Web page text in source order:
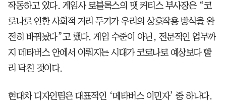
작동하고 있다. 게임사 로블록스의 맷 커티스 부사장은 “코
로나로 인한 사회적 거리 두기가 우리의 상호작용 방식을 완
전히 바꿔놨다”고 했다. 게임 수준이 아닌, 전문적인 업무까
지 메타버스 안에서 이뤄지는 시대가 코로나로 예상보다 빨
리 닥친 것이다.
현대차 디자인팀은 대표적인 ‘메타버스 이민자’ 중 하나다.